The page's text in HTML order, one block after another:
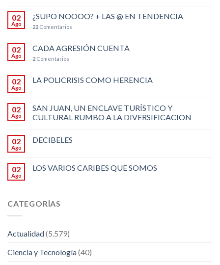
02
Ago
¿SUPO NOOOO? + LAS @ EN TENDENCIA
22 Comentarios
02
Ago
CADA AGRESIÓN CUENTA
2 Comentarios
02
Ago
LA POLICRISIS COMO HERENCIA
02
Ago
SAN JUAN, UN ENCLAVE TURÍSTICO Y
CULTURAL RUMBO A LA DIVERSIFICACION
02
Ago
DECIBELES
02
Ago
LOS VARIOS CARIBES QUE SOMOS
CATEGORÍAS
Actualidad(5.579)
Ciencia y Tecnología(40)